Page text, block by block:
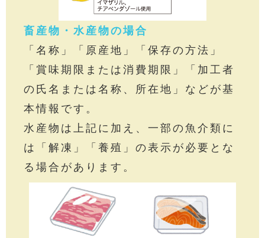
畜産物・水産物の場合
「名称」「原産地」「保存の方法」
「賞味期限または消費期限」「加工者
の氏名または名称、所在地」などが基
本情報です。
水産物は上記に加え、一部の魚介類に
は「解凍」「養殖」の表示が必要とな
る場合があります。